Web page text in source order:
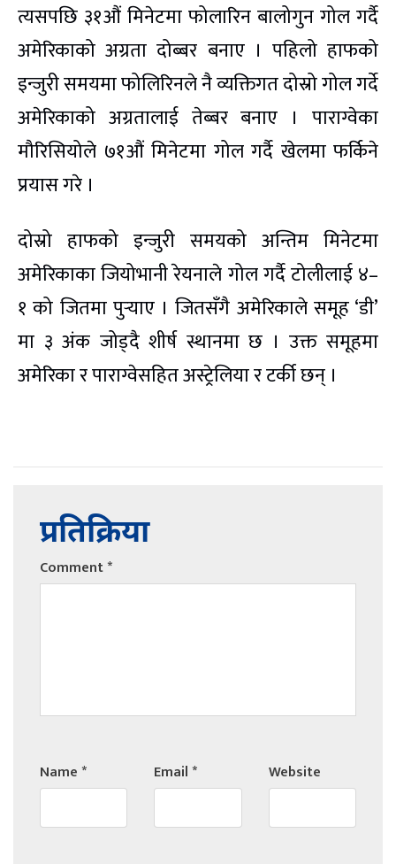
त्यसपछि ३१औं मिनेटमा फोलारिन बालोगुन गोल गर्दै
अमेरिकाको अग्रता दोब्बर बनाए । पहिलो हाफको
इन्जुरी समयमा फोलिरिनले नै व्यक्तिगत दोस्रो गोल गर्दे
अमेरिकाको अग्रतालाई तेब्बर बनाए । पाराग्वेका
मौरिसियोले ७१औं मिनेटमा गोल गर्दै खेलमा फर्किने
प्रयास गरे ।
दोस्रो हाफको इन्जुरी समयको अन्तिम मिनेटमा
अमेरिकाका जियोभानी रेयनाले गोल गर्दै टोलीलाई ४–
१ को जितमा पुर्‍याए । जितसँगै अमेरिकाले समूह ‘डी’
मा ३ अंक जोड्दै शीर्ष स्थानमा छ । उक्त समूहमा
अमेरिका र पाराग्वेसहित अस्ट्रेलिया र टर्की छन् ।
प्रतिक्रिया
Comment*
Name* Email* Website